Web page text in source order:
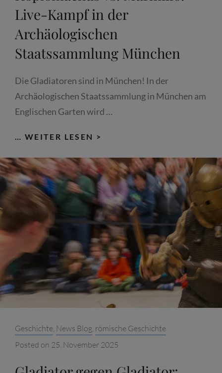
Live-Kampf in der
Archäologischen
Staatssammlung München
Die Gladiatoren sind in München! In der
Archäologischen Staatssammlung in München am
Englischen Garten wird …
… WEITER LESEN >
GLADIATOR;
HOPLOMACHUS
VS.
MURMILLO:
LIVE-
KAMPF
IN
DER
ARCHÄOLOGISCHEN
STAATSSAMMLUNG
MÜNCHEN
Categories:
Geschichte, News Blog, römische Geschichte
Posted on 25. November 2025